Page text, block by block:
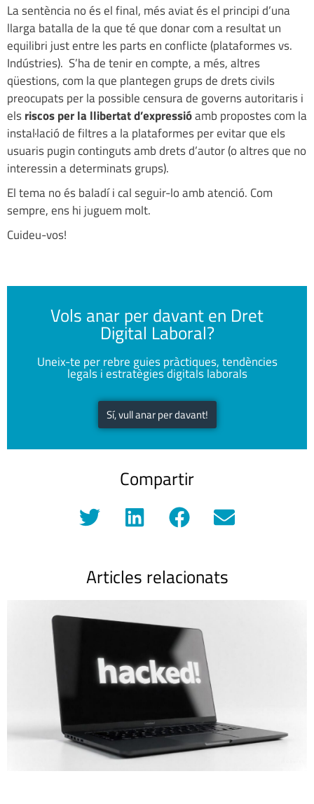
La sentència no és el final, més aviat és el principi d’una
llarga batalla de la que té que donar com a resultat un
equilibri just entre les parts en conflicte (plataformes vs.
Indústries). S’ha de tenir en compte, a més, altres
qüestions, com la que plantegen grups de drets civils
preocupats per la possible censura de governs autoritaris i
elsriscos per la llibertat d’expressióamb propostes com la
instal·lació de filtres a la plataformes per evitar que els
usuaris pugin continguts amb drets d’autor (o altres que no
interessin a determinats grups).
El tema no és baladí i cal seguir-lo amb atenció. Com
sempre, ens hi juguem molt.
Cuideu-vos!
Vols anar per davant en Dret
Digital Laboral?
Uneix-te per rebre guies pràctiques, tendències
legals i estratègies digitals laborals
Sí, vull anar per davant!
Compartir
Articles relacionats